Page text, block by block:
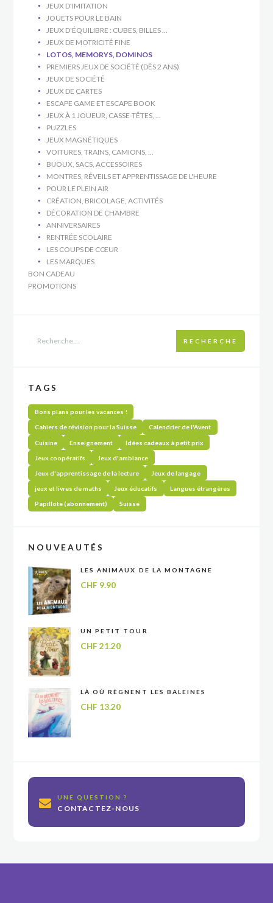
JEUX D'IMITATION
JOUETS POUR LE BAIN
JEUX D'ÉQUILIBRE : CUBES, BILLES ...
JEUX DE MOTRICITÉ FINE
LOTOS, MEMORYS, DOMINOS
PREMIERS JEUX DE SOCIÉTÉ (DÈS 2 ANS)
JEUX DE SOCIÉTÉ
JEUX DE CARTES
ESCAPE GAME ET ESCAPE BOOK
JEUX À 1 JOUEUR, CASSE-TÊTES, ...
PUZZLES
JEUX MAGNÉTIQUES
VOITURES, TRAINS, CAMIONS, ...
BIJOUX, SACS, ACCESSOIRES
MONTRES, RÉVEILS ET APPRENTISSAGE DE L'HEURE
POUR LE PLEIN AIR
CRÉATION, BRICOLAGE, ACTIVITÉS
DÉCORATION DE CHAMBRE
ANNIVERSAIRES
RENTRÉE SCOLAIRE
LES COUPS DE CŒUR
LES MARQUES
BON CADEAU
PROMOTIONS
RECHERCHE
TAGS
Bons plans pour les vacances !
Cahiers de révision pour la Suisse Calendrier de l'Avent
Cuisine Enseignement Idées cadeaux à petit prix
Jeux coopératifs Jeux d'ambiance
Jeux d'apprentissage de la lecture Jeux de langage
jeux et livres de maths Jeux éducatifs Langues étrangères
Papillote (abonnement) Suisse
NOUVEAUTÉS
LES ANIMAUX DE LA MONTAGNE
CHF9.90
UN PETIT TOUR
CHF21.20
LÀ OÙ RÈGNENT LES BALEINES
CHF13.20
UNE QUESTION ?
CONTACTEZ-NOUS